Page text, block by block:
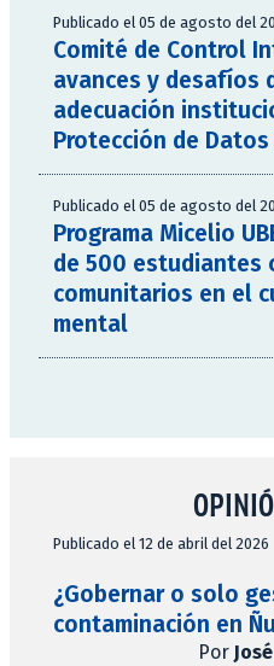
Publicado el 05 de agosto del
Comité de Control
avances y desafíos
adecuación
Protección de
Publicado el 05 de agosto del
Programa Micelio
de 500 estudiantes
comunitarios en el
mental
Publicado el 12 de abril del 2026
¿Gobernar o solo
contaminación en
Por